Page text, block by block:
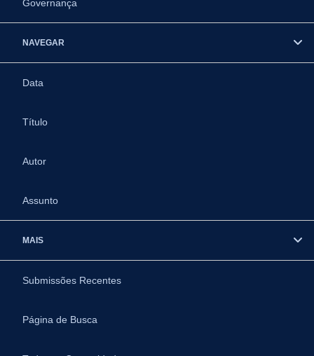
Governança
NAVEGAR
Data
Título
Autor
Assunto
MAIS
Submissões Recentes
Página de Busca